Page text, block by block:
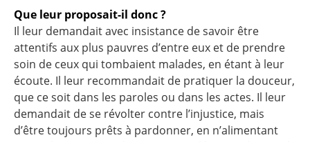
Que leur proposait-il donc ?
Il leur demandait avec insistance de savoir être
attentifs aux plus pauvres d’entre eux et de prendre
soin de ceux qui tombaient malades, en étant à leur
écoute. Il leur recommandait de pratiquer la douceur,
que ce soit dans les paroles ou dans les actes. Il leur
demandait de se révolter contre l’injustice, mais
d’être toujours prêts à pardonner, en n’alimentant